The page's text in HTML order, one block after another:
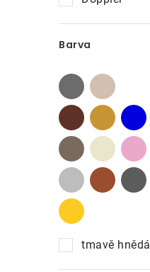
n
í
p
a
n
e
l
Barva
tmavě hnědá